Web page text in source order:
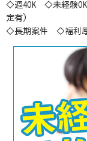
◇週4OK ◇未経験
定有)
◇長期案件 ◇福利厚